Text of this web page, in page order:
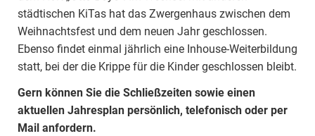
städtischen KiTas hat das Zwergenhaus zwischen dem
Weihnachtsfest und dem neuen Jahr geschlossen.
Ebenso findet einmal jährlich eine Inhouse-Weiterbildung
statt, bei der die Krippe für die Kinder geschlossen bleibt.
Gern können Sie die Schließzeiten sowie einen
aktuellen Jahresplan persönlich, telefonisch oder per
Mail anfordern.